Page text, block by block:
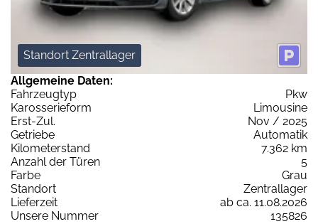
Standort Zentrallager
Allgemeine Daten:
Fahrzeugtyp
Pkw
Karosserieform
Limousine
Erst-Zul.
Nov / 2025
Getriebe
Automatik
Kilometerstand
7.362 km
Anzahl der Türen
5
Farbe
Grau
Standort
Zentrallager
Lieferzeit
ab ca. 11.08.2026
Unsere Nummer
135826